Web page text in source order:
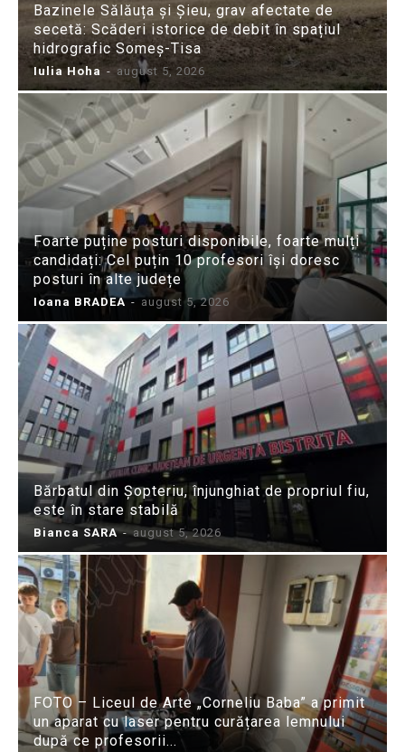
Bazinele Sălăuța și Șieu, grav afectate de
secetă: Scăderi istorice de debit în spațiul
hidrografic Someș-Tisa
Iulia Hoha - august 5, 2026
Foarte puține posturi disponibile, foarte mulți
candidați: Cel puțin 10 profesori își doresc
posturi în alte județe
Ioana BRADEA - august 5, 2026
Bărbatul din Șopteriu, înjunghiat de propriul fiu,
este în stare stabilă
Bianca SARA - august 5, 2026
FOTO – Liceul de Arte „Corneliu Baba” a primit
un aparat cu laser pentru curățarea lemnului
după ce profesorii...